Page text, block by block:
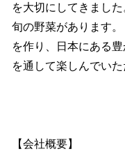
を大切にしてきまし
旬の野菜があります。
を作り、日本にある
を通して楽しんでい
【会社概要】